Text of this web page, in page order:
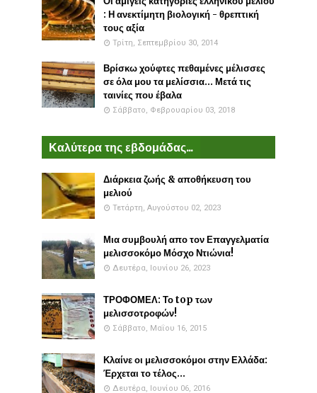
: Η ανεκτίμητη βιολογική - θρεπτική
τους αξία
Τρίτη, Σεπτεμβρίου 30, 2014
Βρίσκω χούφτες πεθαμένες μέλισσες
σε όλα μου τα μελίσσια... Μετά τις
ταινίες που έβαλα
Σάββατο, Φεβρουαρίου 03, 2018
Καλύτερα της εβδομάδας...
Διάρκεια ζωής & αποθήκευση του
μελιού
Τετάρτη, Αυγούστου 02, 2023
Μια συμβουλή απο τον Επαγγελματία
μελισσοκόμο Μόσχο Ντιώνια!
Δευτέρα, Ιουνίου 26, 2023
ΤΡΟΦΟΜΕΛ: Το top των
μελισσοτροφών!
Σάββατο, Μαΐου 16, 2015
Κλαίνε οι μελισσοκόμοι στην Ελλάδα:
Έρχεται το τέλος...
Δευτέρα, Ιουνίου 06, 2016